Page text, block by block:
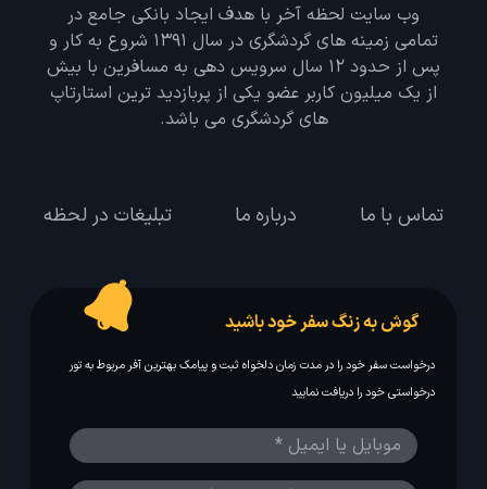
وب سایت لحظه آخر با هدف ایجاد بانکی جامع در
تمامی زمینه های گردشگری در سال 1391 شروع به کار و
پس از حدود 12 سال سرویس دهی به مسافرین با بیش
از یک میلیون کاربر عضو یکی از پربازدید ترین استارتاپ
های گردشگری می باشد.
تماس با ما درباره ما تبلیغات در لحظه
گوش به زنگ سفر خود باشید
درخواست سفر خود را در مدت زمان دلخواه ثبت و پیامک بهترین آفر مربوط به تور
درخواستی خود را دریافت نمایید